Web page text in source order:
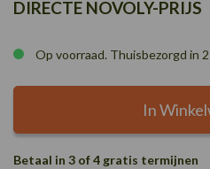
DIRECTE NOVOLY-PRIJS
Op voorraad. Thuisbezorgd in
In
Betaal in 3 of 4 gratis termijnen